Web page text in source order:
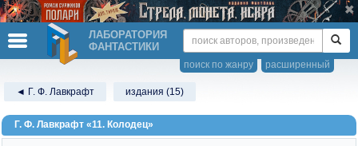
ЛАБОРАТОРИЯ
ФАНТАСТИКИ
расширенный
поиск по жанру
◄ Г. Ф. Лавкрафт издания (15)
Г. Ф. Лавкрафт «11. Колодец»